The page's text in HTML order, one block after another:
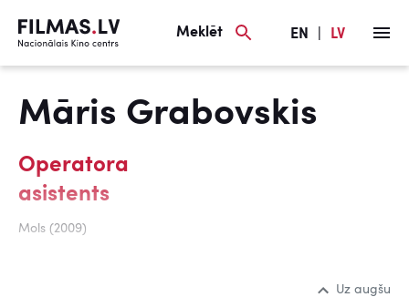
Meklēt EN LV
Māris Grabovskis
Operatora
asistents
Mols (2009)
Uz augšu